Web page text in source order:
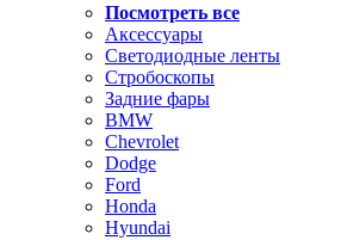
Посмотреть все
Аксессуары
Светодиодные ленты
Стробоскопы
Задние фары
BMW
Chevrolet
Dodge
Ford
Honda
Hyundai